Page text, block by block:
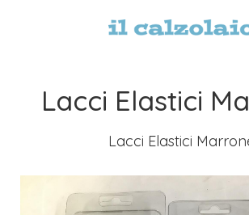
Lacci Elastici
Lacci Elastici